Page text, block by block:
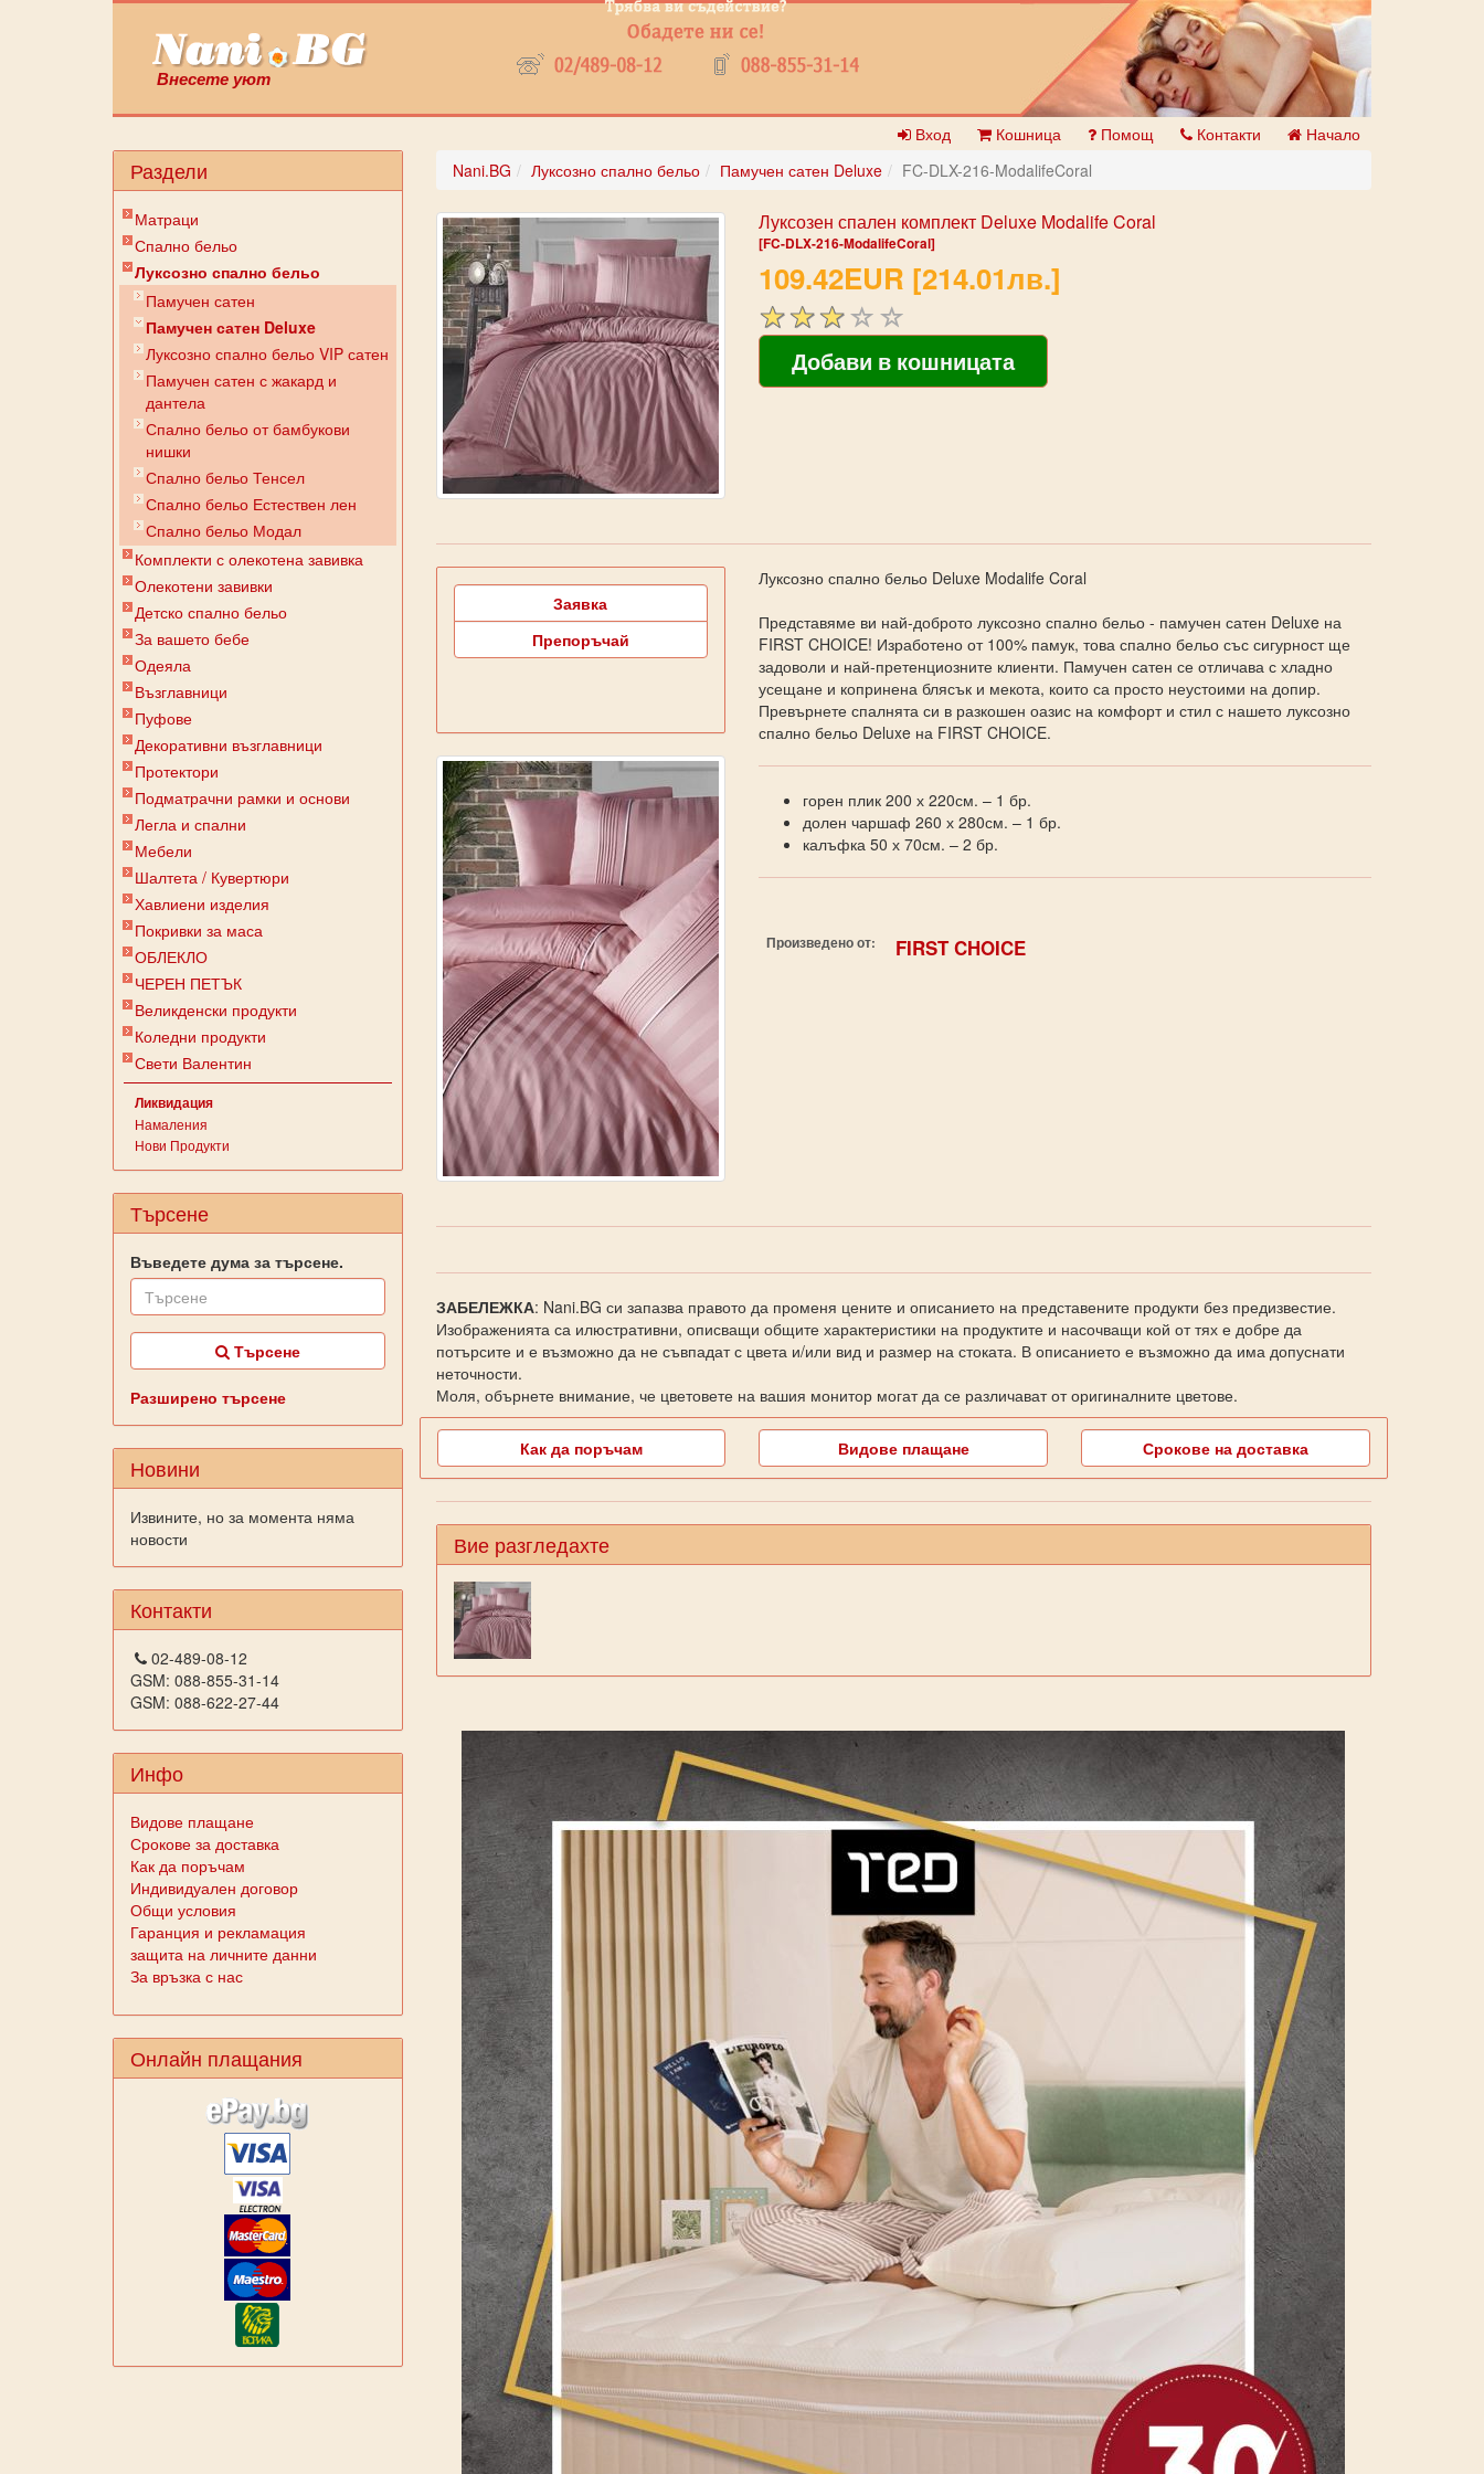
Внесете уют
Вход Кошница Помощ Контакти Начало
Раздели
Матраци
Спално бельо
Луксозно спално бельо
Памучен сатен
Памучен сатен Deluxe
Луксозно спално бельо VIP сатен
Памучен сатен с жакард и
дантела
Спално бельо от бамбукови
нишки
Спално бельо Тенсел
Спално бельо Естествен лен
Спално бельо Модал
Комплекти с олекотена завивка
Олекотени завивки
Детско спално бельо
За вашето бебе
Одеяла
Възглавници
Пуфове
Декоративни възглавници
Протектори
Подматрачни рамки и основи
Легла и спални
Мебели
Шалтета / Кувертюри
Хавлиени изделия
Покривки за маса
ОБЛЕКЛО
ЧЕРЕН ПЕТЪК
Великденски продукти
Коледни продукти
Свети Валентин
Ликвидация
Намаления
Нови Продукти
Търсене
Въведете дума за търсене.
Търсене
Разширено търсене
Новини
Извините, но за момента няма
новости
Контакти
02-489-08-12
GSM: 088-855-31-14
GSM: 088-622-27-44
Инфо
Видове плащане
Срокове за доставка
Как да поръчам
Индивидуален договор
Общи условия
Гаранция и рекламация
защита на личните данни
За връзка с нас
Онлайн плащания
Nani.BG Луксозно спално бельо Памучен сатен Deluxe FC-DLX-216-ModalifeCoral
Луксозен спален комплект Deluxe Modalife Coral
[FC-DLX-216-ModalifeCoral]
109.42EUR [214.01лв.]
Заявка
Препоръчай
Луксозно спално бельо Deluxe Modalife Coral
Представяме ви най-доброто луксозно спално бельо - памучен сатен Deluxe на
FIRST CHOICE! Изработено от 100% памук, това спално бельо със сигурност ще
задоволи и най-претенциозните клиенти. Памучен сатен се отличава с хладно
усещане и копринена блясък и мекота, които са просто неустоими на допир.
Превърнете спалнята си в разкошен оазис на комфорт и стил с нашето луксозно
спално бельо Deluxe на FIRST CHOICE.
горен плик 200 х 220см. – 1 бр.
долен чаршаф 260 х 280см. – 1 бр.
калъфка 50 х 70см. – 2 бр.
Произведено от: FIRST CHOICE
ЗАБЕЛЕЖКА: Nani.BG си запазва правото да променя цените и описанието на представените продукти без предизвестие.
Изображенията са илюстративни, описващи общите характеристики на продуктите и насочващи кой от тях е добре да
потърсите и е възможно да не съвпадат с цвета и/или вид и размер на стоката. В описанието е възможно да има допуснати
неточности.
Моля, обърнете внимание, че цветовете на вашия монитор могат да се различават от оригиналните цветове.
Как да поръчам Видове плащане Срокове на доставка
Вие разгледахте